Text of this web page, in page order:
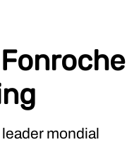
mondial